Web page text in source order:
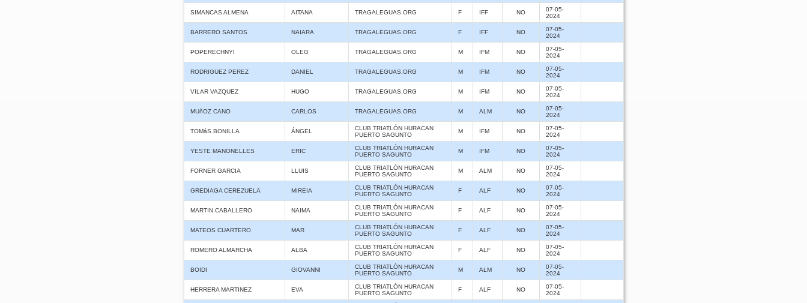
SIMANCAS ALMENA AITANA TRAGALEGUAS.ORG F IFF NO
07-05-
2024
BARRERO SANTOS NAIARA TRAGALEGUAS.ORG F IFF NO
07-05-
2024
POPERECHNYI OLEG TRAGALEGUAS.ORG M IFM NO
07-05-
2024
RODRIGUEZ PEREZ DANIEL TRAGALEGUAS.ORG M IFM NO
07-05-
2024
VILAR VAZQUEZ HUGO TRAGALEGUAS.ORG M IFM NO
07-05-
2024
MUñOZ CANO CARLOS TRAGALEGUAS.ORG M ALM NO
07-05-
2024
TOMáS BONILLA ÁNGEL
CLUB TRIATLÓN HURACAN
PUERTO SAGUNTO
M IFM NO
07-05-
2024
YESTE MANONELLES ERIC
CLUB TRIATLÓN HURACAN
PUERTO SAGUNTO
M IFM NO
07-05-
2024
FORNER GARCIA LLUIS
CLUB TRIATLÓN HURACAN
PUERTO SAGUNTO
M ALM NO
07-05-
2024
GREDIAGA CEREZUELA MIREIA
CLUB TRIATLÓN HURACAN
PUERTO SAGUNTO
F ALF NO
07-05-
2024
MARTIN CABALLERO NAIMA
CLUB TRIATLÓN HURACAN
PUERTO SAGUNTO
F ALF NO
07-05-
2024
MATEOS CUARTERO MAR
CLUB TRIATLÓN HURACAN
PUERTO SAGUNTO
F ALF NO
07-05-
2024
ROMERO ALMARCHA ALBA
CLUB TRIATLÓN HURACAN
PUERTO SAGUNTO
F ALF NO
07-05-
2024
BOIDI GIOVANNI
CLUB TRIATLÓN HURACAN
PUERTO SAGUNTO
M ALM NO
07-05-
2024
HERRERA MARTINEZ EVA
CLUB TRIATLÓN HURACAN
PUERTO SAGUNTO
F ALF NO
07-05-
2024